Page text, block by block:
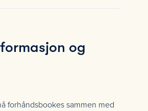
og
forhåndsbookes sammen med